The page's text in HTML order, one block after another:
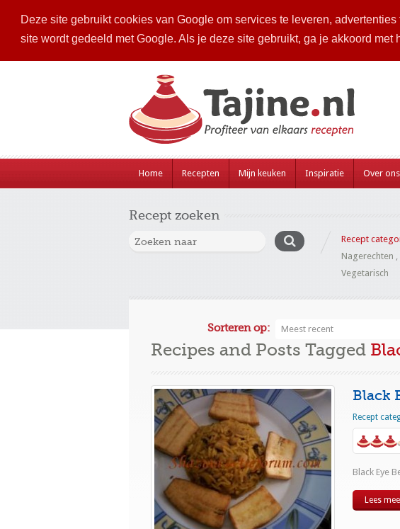
Deze site gebruikt cookies van Google om services te leveren,
site wordt gedeeld met Google. Als je deze site gebruikt, ga je akkoord met
Home Recepten Mijn keuken Inspiratie Over ons
Recept zoeken
Recept
Nagerechten ,
Vegetarisch
Sorteren op: Meest recent
Recipes and Posts Tagged
Black
Recept
Black Eye
Lees